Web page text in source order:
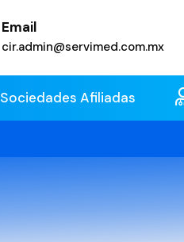
Email
cir.admin@servimed.com.mx
Sociedades Afiliadas